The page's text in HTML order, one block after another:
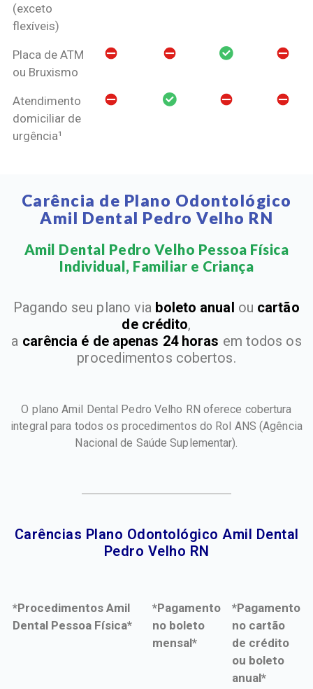
(exceto
flexíveis)
Placa de ATM
ou Bruxismo
Atendimento
domiciliar de
urgência¹
Carência de Plano Odontológico
Amil Dental Pedro Velho RN
Amil Dental Pedro Velho Pessoa Física
Individual, Familiar e Criança​
Pagando seu plano via boleto anual ou cartão
de crédito,
a carência é de apenas 24 horas em todos os
procedimentos cobertos.
O plano Amil Dental Pedro Velho RN oferece cobertura
integral para todos os procedimentos do Rol ANS (Agência
Nacional de Saúde Suplementar).
Carências Plano Odontológico Amil Dental
Pedro Velho RN​
*Procedimentos Amil
Dental Pessoa Física*
*Pagamento
no boleto
mensal*
*Pagamento
no cartão
de crédito
ou boleto
anual*